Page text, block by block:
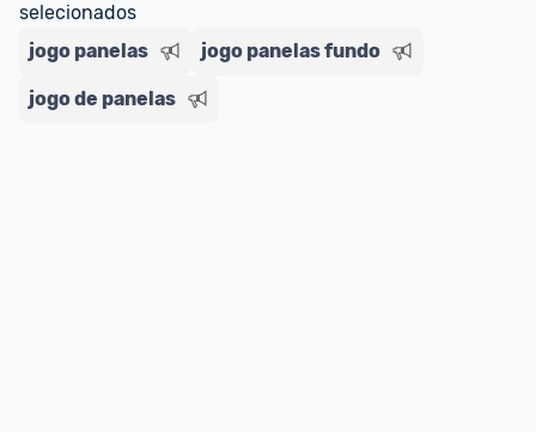
selecionados
jogo panelas
jogo panelas fundo
jogo de panelas